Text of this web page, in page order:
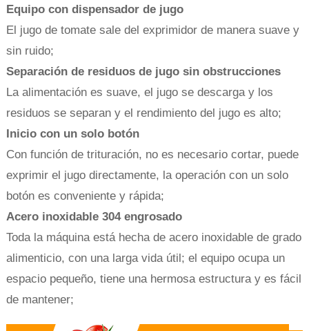
Equipo con dispensador de jugo
El jugo de tomate sale del exprimidor de manera suave y
sin ruido;
Separación de residuos de jugo sin obstrucciones
La alimentación es suave, el jugo se descarga y los
residuos se separan y el rendimiento del jugo es alto;
Inicio con un solo botón
Con función de trituración, no es necesario cortar, puede
exprimir el jugo directamente, la operación con un solo
botón es conveniente y rápida;
Acero inoxidable 304 engrosado
Toda la máquina está hecha de acero inoxidable de grado
alimenticio, con una larga vida útil; el equipo ocupa un
espacio pequeño, tiene una hermosa estructura y es fácil
de mantener;